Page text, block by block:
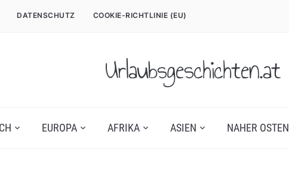
DATENSCHUTZ COOKIE-RICHTLINIE (EU)
Urlaubsgeschichten.at
EUROPA AFRIKA ASIEN NAHER OSTEN